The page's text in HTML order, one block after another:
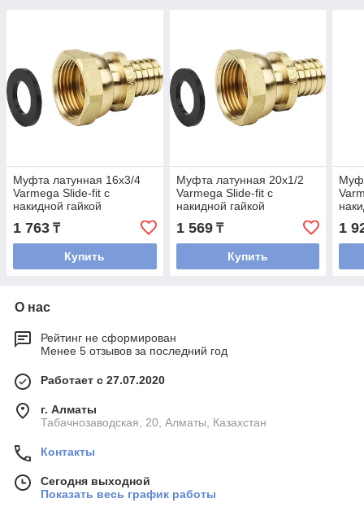
Муфта латунная 16x3/4
Varmega Slide-fit с
накидной гайкой
1 763 ₸
Купить
Муфта латунная 20x1/2
Varmega Slide-fit с
накидной гайкой
1 569₸
Купить
1
О нас
Рейтинг не сформирован
Менее 5 отзывов за последний год
Работает с 27.07.2020
г. Алматы
Табачнозаводская, 20, Алматы, Казахстан
Контакты
Сегодня выходной
Показать весь график работы